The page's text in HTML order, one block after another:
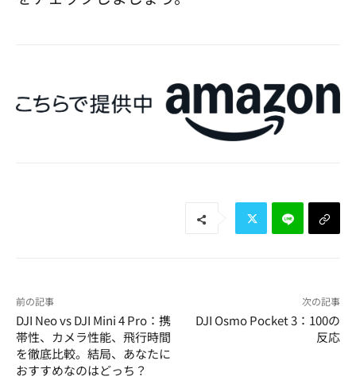
前の記事
DJI Neo vs DJI Mini 4 Pro：携
帯性、カメラ性能、飛行時間
を徹底比較。結局、あなたに
おすすめなのはどっち？
次の記事
DJI Osmo Pocket 3：100の
反応